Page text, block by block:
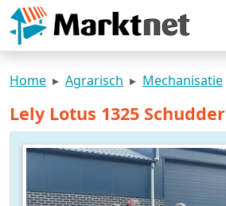
Home Agrarisch Mechanisatie
Lely Lotus 1325 Schudder